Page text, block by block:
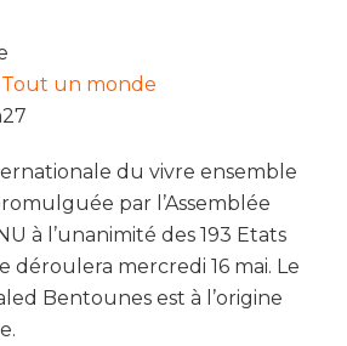
Tout un monde
du vivre ensemble
par l’Assemblée
à l’unanimité des 193 Etats
déroulera mercredi 16 mai. Le
Bentounes est à l’origine